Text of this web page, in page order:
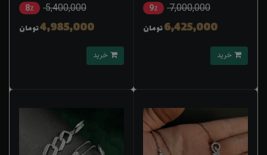
7,000,000 9٪
6,425,000تومان
5,400,000 8٪
4,985,000تومان